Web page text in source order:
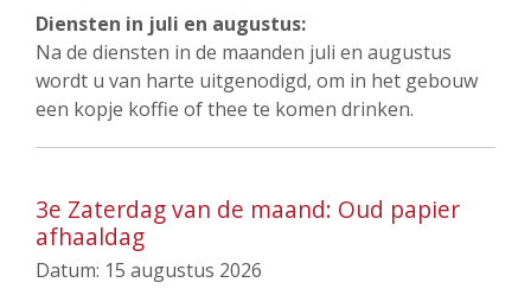
Diensten in juli en augustus:
Na de diensten in de maanden juli en augustus
wordt u van harte uitgenodigd, om in het gebouw
een kopje koffie of thee te komen drinken.
3e Zaterdag van de maand: Oud papier
afhaaldag
Datum: 15 augustus 2026